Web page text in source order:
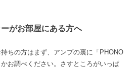
がお部屋にある方へ
ちの方はまず、アンプの裏に「PHONO
お調べください。さすところがいっぱ